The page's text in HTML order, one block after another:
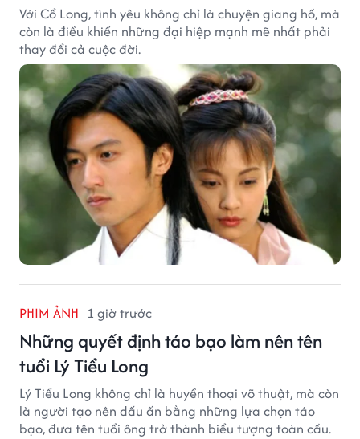
Với Cổ Long, tình yêu không chỉ là chuyện giang hồ, mà
còn là điều khiến những đại hiệp mạnh mẽ nhất phải
thay đổi cả cuộc đời.
PHIM ẢNH 1 giờ trước
Những quyết định táo bạo làm nên tên
tuổi Lý Tiểu Long
Lý Tiểu Long không chỉ là huyền thoại võ thuật, mà còn
là người tạo nên dấu ấn bằng những lựa chọn táo
bạo, đưa tên tuổi ông trở thành biểu tượng toàn cầu.